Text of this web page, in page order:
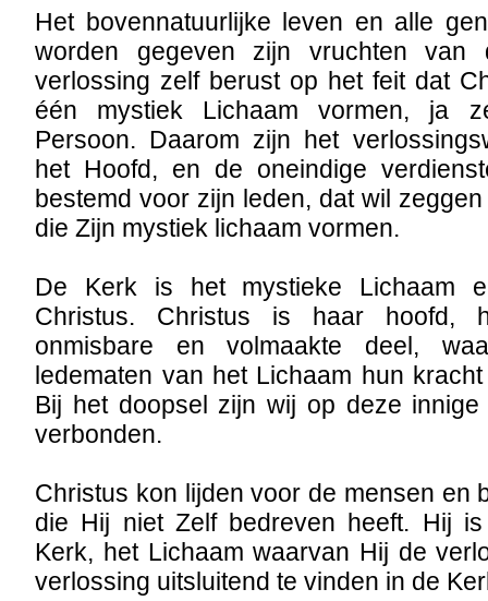
Het bovennatuurlijke leven en alle
worden gegeven zijn vruchten van
verlossing zelf berust op het feit dat
één mystiek Lichaam vormen, ja
Persoon. Daarom zijn het
het Hoofd, en de oneindige
bestemd voor zijn leden, dat wil
die Zijn mystiek lichaam vormen.
De Kerk is het mystieke Lichaam
Christus. Christus is haar hoofd,
onmisbare en volmaakte deel,
ledematen van het Lichaam hun
Bij het doopsel zijn wij op deze
verbonden.
Christus kon lijden voor de mensen en
die Hij niet Zelf bedreven heeft. Hij
Kerk, het Lichaam waarvan Hij de
verlossing uitsluitend te vinden in de